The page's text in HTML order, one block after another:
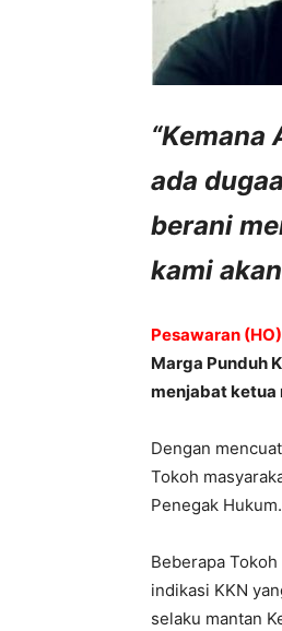
ada
berani
kami
Pesawaran
Marga Punduh
menjabat ketua
Dengan
Tokoh
Penegak Hukum.
Beberapa
indikasi KKN
selaku mantan